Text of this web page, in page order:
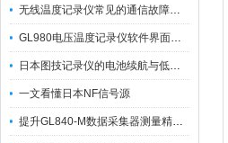
无线温度记录仪常见的通信故障诊断与排除指南
GL980电压温度记录仪软件界面功能与使用技巧
日本图技记录仪的电池续航与低功耗模式适用场景分析
一文看懂日本NF信号源
提升GL840-M数据采集器测量精度的操作秘籍